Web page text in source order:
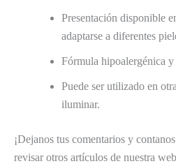
Presentación disponible
adaptarse a diferentes
Fórmula hipoalergénica
Puede ser utilizado en
iluminar.
¡Dejanos tus comentarios y
revisar otros artículos de nuestra